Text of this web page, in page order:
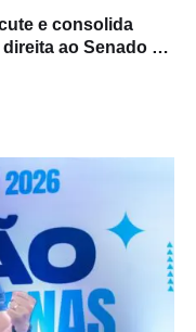
e consolida
ao Senado no